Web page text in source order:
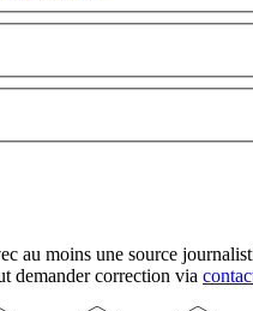
au moins une source
demander correction via